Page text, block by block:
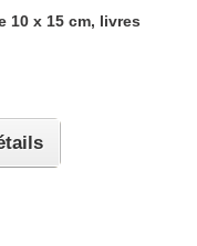
10 x 15 cm, livres